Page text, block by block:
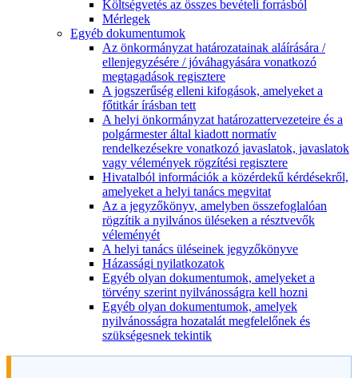
Költségvetés az összes bevételi forrásból
Mérlegek
Egyéb dokumentumok
Az önkormányzat határozatainak aláírására /
ellenjegyzésére / jóváhagyására vonatkozó
megtagadások regisztere
A jogszerűség elleni kifogások, amelyeket a
főtitkár írásban tett
A helyi önkormányzat határozattervezeteire és a
polgármester által kiadott normatív
rendelkezésekre vonatkozó javaslatok, javaslatok
vagy vélemények rögzítési regisztere
Hivatalból információk a közérdekű kérdésekről,
amelyeket a helyi tanács megvitat
Az a jegyzőkönyv, amelyben összefoglalóan
rögzítik a nyilvános üléseken a résztvevők
véleményét
A helyi tanács üléseinek jegyzőkönyve
Házassági nyilatkozatok
Egyéb olyan dokumentumok, amelyeket a
törvény szerint nyilvánosságra kell hozni
Egyéb olyan dokumentumok, amelyek
nyilvánosságra hozatalát megfelelőnek és
szükségesnek tekintik